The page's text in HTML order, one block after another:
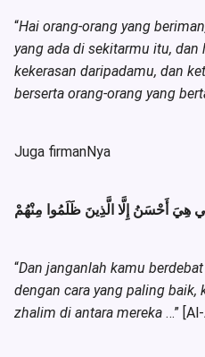
“Hai orang-orang yang
yang ada di sekitarmu itu,
kekerasan daripadamu, dan
berserta orang-orang yang
Juga firmanNya
هِيَ أَحْسَنُ إِلَّا الَّذِينَ ظَلَمُوا مِنْهُمْ
“Dan janganlah kamu
dengan cara yang paling baik,
zhalim di antara mereka …”